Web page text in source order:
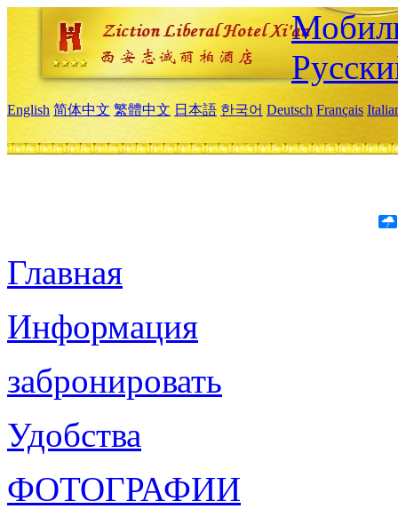
English 简体中文 繁體中文 日本語 한국어 Deutsch Français
Главная
Информация
забронировать
Удобства
ФОТОГРАФИИ